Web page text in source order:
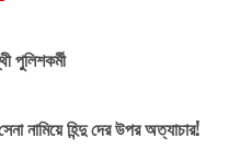
পুলিশকর্মী
নামিয়ে হিন্দু দের উপর অত্যাচার!